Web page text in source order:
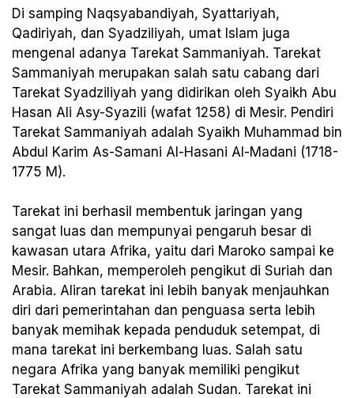
Di samping Naqsyabandiyah, Syattariyah,
Qadiriyah, dan Syadziliyah, umat Islam juga
mengenal adanya Tarekat Sammaniyah. Tarekat
Sammaniyah merupakan salah satu cabang dari
Tarekat Syadziliyah yang didirikan oleh Syaikh Abu
Hasan Ali Asy-Syazili (wafat 1258) di Mesir. Pendiri
Tarekat Sammaniyah adalah Syaikh Muhammad bin
Abdul Karim As-Samani Al-Hasani Al-Madani (1718-
1775 M).
Tarekat ini berhasil membentuk jaringan yang
sangat luas dan mempunyai pengaruh besar di
kawasan utara Afrika, yaitu dari Maroko sampai ke
Mesir. Bahkan, memperoleh pengikut di Suriah dan
Arabia. Aliran tarekat ini lebih banyak menjauhkan
diri dari pemerintahan dan penguasa serta lebih
banyak memihak kepada penduduk setempat, di
mana tarekat ini berkembang luas. Salah satu
negara Afrika yang banyak memiliki pengikut
Tarekat Sammaniyah adalah Sudan. Tarekat ini